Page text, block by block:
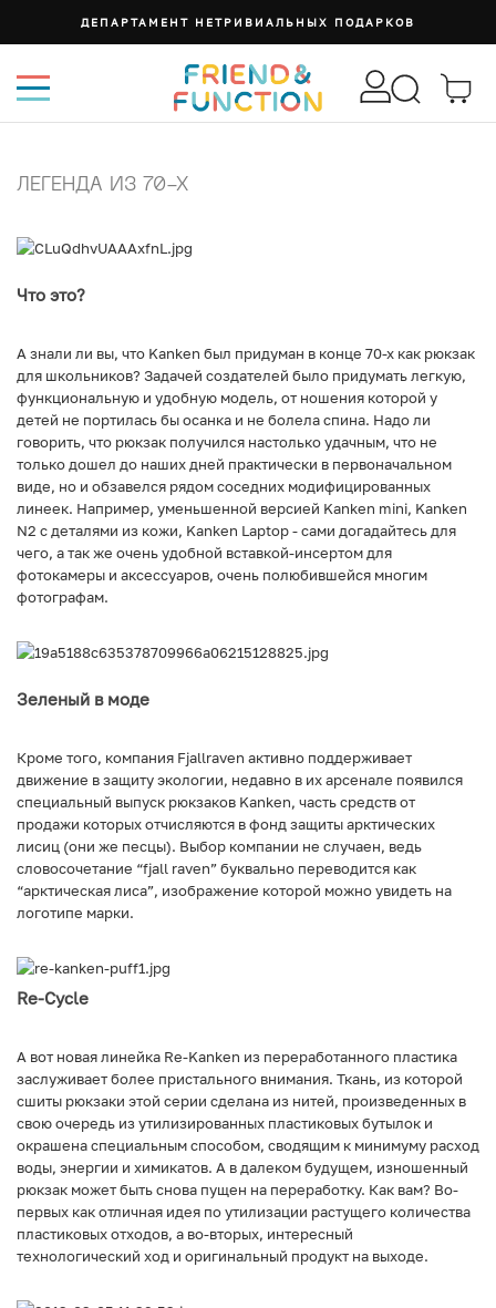
ДЕПАРТАМЕНТ НЕТРИВИАЛЬНЫХ ПОДАРКОВ
ЛЕГЕНДА ИЗ 70-Х
Что это?
А знали ли вы, что Kanken был придуман в конце 70-х как рюкзак
для школьников? Задачей создателей было придумать легкую,
функциональную и удобную модель, от ношения которой у
детей не портилась бы осанка и не болела спина. Надо ли
говорить, что рюкзак получился настолько удачным, что не
только дошел до наших дней практически в первоначальном
виде, но и обзавелся рядом соседних модифицированных
линеек. Например, уменьшенной версией Kanken mini, Kanken
N2 с деталями из кожи, Kanken Laptop - сами догадайтесь для
чего, а так же очень удобной вставкой-инсертом для
фотокамеры и аксессуаров, очень полюбившейся многим
фотографам.
Зеленый в моде
Кроме того, компания Fjallraven активно поддерживает
движение в защиту экологии, недавно в их арсенале появился
специальный выпуск рюкзаков Kanken, часть средств от
продажи которых отчисляются в фонд защиты арктических
лисиц (они же песцы). Выбор компании не случаен, ведь
словосочетание “fjall raven” буквально переводится как
“арктическая лиса”, изображение которой можно увидеть на
логотипе марки.
Re-Cycle
А вот новая линейка Re-Kanken из переработанного пластика
заслуживает более пристального внимания. Ткань, из которой
сшиты рюкзаки этой серии сделана из нитей, произведенных в
свою очередь из утилизированных пластиковых бутылок и
окрашена специальным способом, сводящим к минимуму расход
воды, энергии и химикатов. А в далеком будущем, изношенный
рюкзак может быть снова пущен на переработку. Как вам? Во-
первых как отличная идея по утилизации растущего количества
пластиковых отходов, а во-вторых, интересный
технологический ход и оригинальный продукт на выходе.